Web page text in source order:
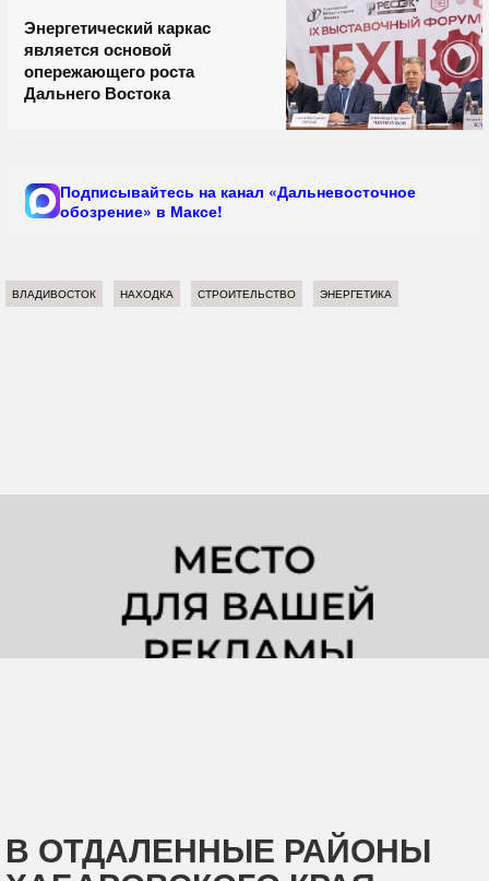
Энергетический каркас
является основой
опережающего роста
Дальнего Востока
Подписывайтесь на канал «Дальневосточное
обозрение» в Максе!
ВЛАДИВОСТОК НАХОДКА СТРОИТЕЛЬСТВО ЭНЕРГЕТИКА
В ОТДАЛЕННЫЕ РАЙОНЫ